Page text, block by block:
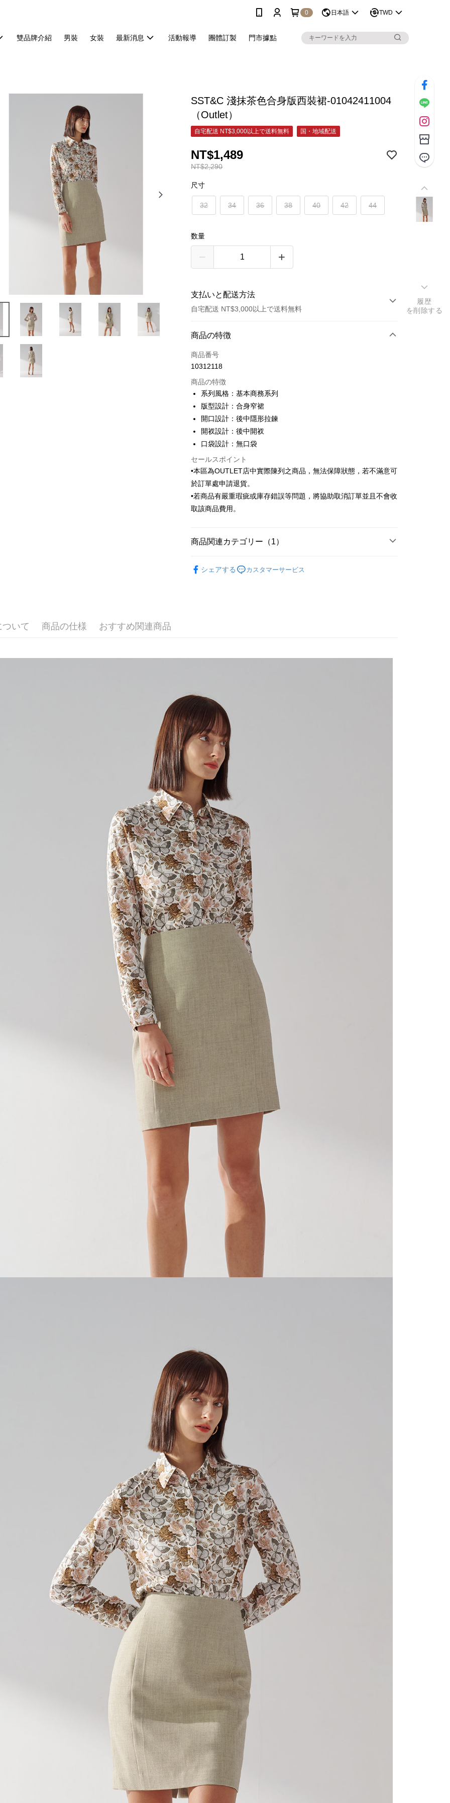
0 日本語 TWD
雙品牌介紹 男裝 女裝 最新消息 活動報導 團體訂製 門市據點
SST&C 淺抹茶色合身版西裝裙-01042411004
（Outlet）
自宅配送 NT$3,000以上で送料無料 国・地域配送
NT$2,290
NT$1,489
尺寸
32 34 36 38 40 42 44
数量
支払いと配送方法
自宅配送 NT$3,000以上で送料無料
お支払い方法
クレジットカード1回払い
クレジットカード分割払い
3回払い、金利0、毎回
合作金庫商業銀行
華南商業銀行
上海商業儲蓄銀行
国泰世華商業銀行
台湾中小企業銀行
HSBC(台湾)商業銀行
聯邦商業銀行
遠東国際商業銀行
永豐商業銀行
玉山商業銀行
台新國際商業銀行
中国信託商業銀行
台湾楽天クレジットカード会社
6回払い、金利0、毎回
合作金庫商業銀行
華南商業銀行
上海商業儲蓄銀行
国泰世華商業銀行
台湾中小企業銀行
HSBC(台湾)商業銀行
華泰商業銀行
聯邦商業銀行
元大商業銀行
永豐商業銀行
台新國際商業銀行
LINE Pay
Apple Pay
JKOPAY
Easy Wallet
Google Pay
ATM払い
配送方法
新竹物流宅配
商品の特徴
商品番号
10312118
商品の特徴
系列風格：基本商務系列
版型設計：合身窄裙
開口設計：後中隱形拉鍊
開衩設計：後中開衩
口袋設計：無口袋
セールスポイント
•本區為OUTLET店中實際陳列之商品，無法保障狀態，若不滿意可
於訂單處申請退貨。
•若商品有嚴重瑕疵或庫存錯誤等問題，將協助取消訂單並且不會收
取該商品費用。
商品関連カテゴリー（1）
シェアする
カスタマーサービス
いて 商品の仕様 おすすめ関連商品
履歴
を削除する